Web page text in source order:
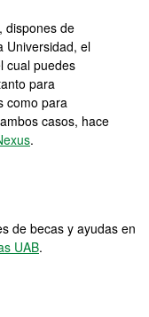
dispones de
Universidad, el
cual puedes
para
como para
casos, hace
.
de becas y ayudas en
UAB.